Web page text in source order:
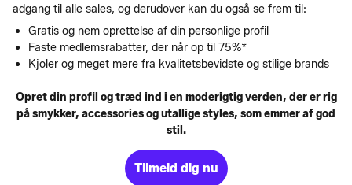
adgang til alle sales, og derudover kan du også se frem til:
Gratis og nem oprettelse af din personlige profil
Faste medlemsrabatter, der når op til 75%*
Kjoler og meget mere fra kvalitetsbevidste og stilige brands
Opret din profil og træd ind i en moderigtig verden, der er rig
på smykker, accessories og utallige styles, som emmer af god
stil.
Tilmeld dig nu